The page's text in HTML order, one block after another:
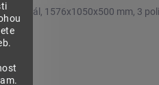
regál, 1576x1050x500 mm, 3